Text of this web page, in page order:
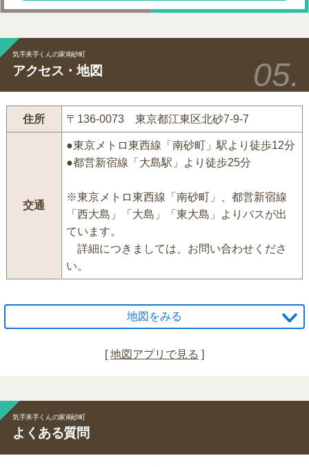
気手来手くんの家南砂町
アクセス・地図
住所 〒136-0073 東京都江東区北砂7-9-7
交通
●東京メトロ東西線「南砂町」駅より徒歩12分
●都営新宿線「大島駅」より徒歩25分
※東京メトロ東西線「南砂町」、都営新宿線
「西大島」「大島」「東大島」よりバスが出
ています。
詳細につきましては、お問い合わせくださ
い。
地図をみる
[地図アプリで見る ]
気手来手くんの家南砂町
よくある質問